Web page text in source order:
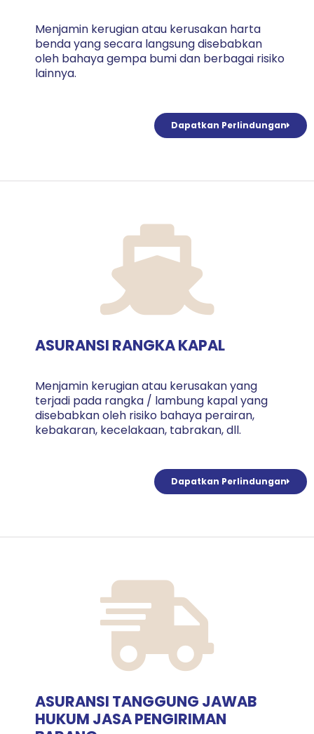
Menjamin kerugian atau kerusakan harta
benda yang secara langsung disebabkan
oleh bahaya gempa bumi dan berbagai risiko
lainnya.
Dapatkan Perlindungan
ASURANSI RANGKA KAPAL
Menjamin kerugian atau kerusakan yang
terjadi pada rangka / lambung kapal yang
disebabkan oleh risiko bahaya perairan,
kebakaran, kecelakaan, tabrakan, dll.
Dapatkan Perlindungan
ASURANSI TANGGUNG JAWAB
HUKUM JASA PENGIRIMAN